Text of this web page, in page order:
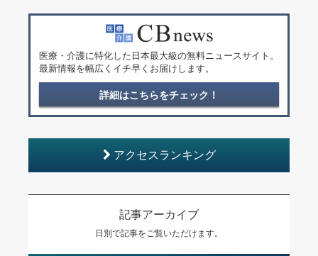
医療・介護に特化した日本最大級の無料ニュースサイト。
最新情報を幅広くイチ早くお届けします。
詳細はこちらをチェック！
アクセスランキング
記事アーカイブ
日別で記事をご覧いただけます。